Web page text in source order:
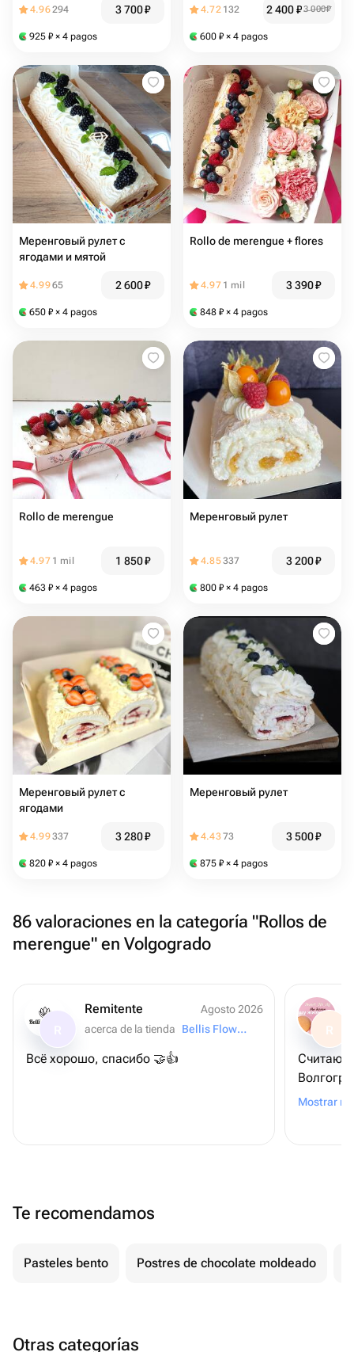
4.96294 3 700₽
925 ₽ × 4 pagos
4.72 132 2 400₽3 000₽
600 ₽ × 4 pagos
Меренговый рулет с
ягодами и мятой
4.9965 2 600₽
650 ₽ × 4 pagos
Rollo de merengue + flores
4.97 1 mil 3 390₽
848 ₽ × 4 pagos
Rollo de merengue
4.97 1 mil 1 850₽
463 ₽ × 4 pagos
Меренговый рулет
4.85337 3 200₽
800 ₽ × 4 pagos
Меренговый рулет с
ягодами
4.99337 3 280₽
820 ₽ × 4 pagos
Меренговый рулет
4.4373 3 500₽
875 ₽ × 4 pagos
86 valoraciones en la categoría "Rollos de
merengue" en Volgogrado
Remitente
Agosto 2026
acerca de la tienda
Bellis Flowers
Всё хорошо, спасибо 🤝👍
R
Считаю
Mostrar
Te recomendamos
Pasteles bento Postres de chocolate moldeado
Otras categorías